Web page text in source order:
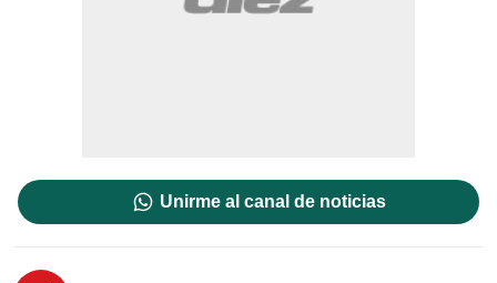
Unirme al canal de noticias